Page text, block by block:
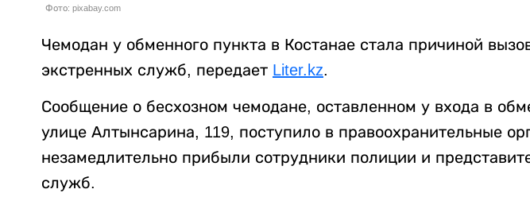
Фото: pixabay.com
Чемодан у обменного пункта в Костанае стала причиной
экстренных служб, передает Liter.kz.
Сообщение о бесхозном чемодане, оставленном у входа в
улице Алтынсарина, 119, поступило в правоохранительные
незамедлительно прибыли сотрудники полиции и
служб.